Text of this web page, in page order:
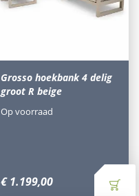
Grosso hoekbank 4 delig
groot R beige
€ 1.199,00
Op voorraad